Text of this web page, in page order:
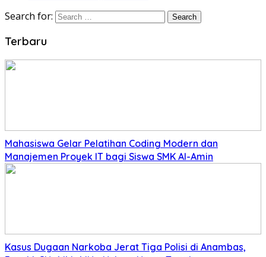
Search for:
Terbaru
Mahasiswa Gelar Pelatihan Coding Modern dan
Manajemen Proyek IT bagi Siswa SMK Al-Amin
Kasus Dugaan Narkoba Jerat Tiga Polisi di Anambas,